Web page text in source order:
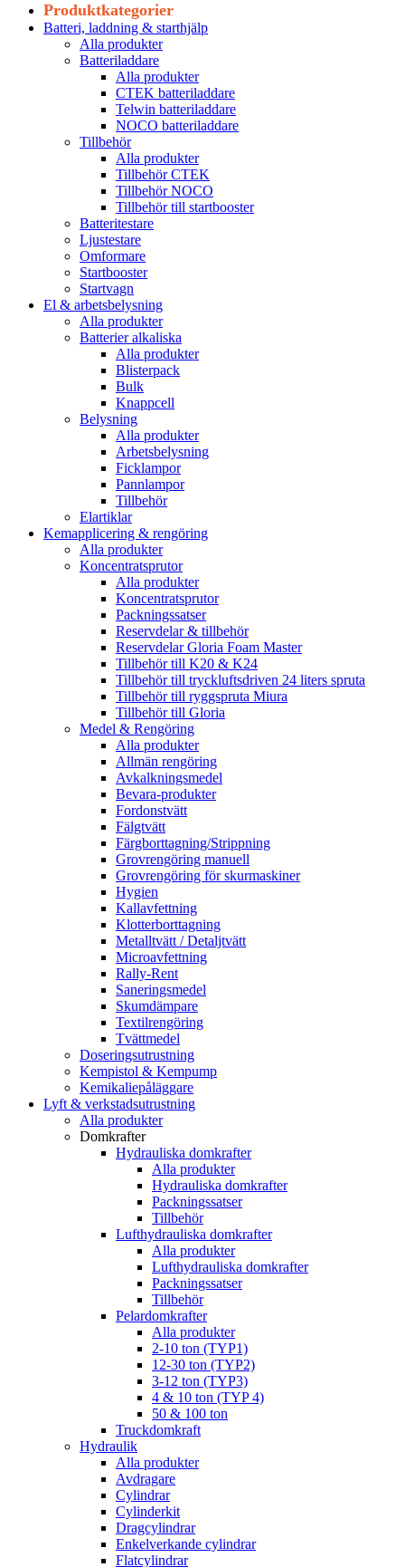
Produktkategorier
Batteri, laddning & starthjälp
Alla produkter
Batteriladdare
Alla produkter
CTEK batteriladdare
Telwin batteriladdare
NOCO batteriladdare
Tillbehör
Alla produkter
Tillbehör CTEK
Tillbehör NOCO
Tillbehör till startbooster
Batteritestare
Ljustestare
Omformare
Startbooster
Startvagn
El & arbetsbelysning
Alla produkter
Batterier alkaliska
Alla produkter
Blisterpack
Bulk
Knappcell
Belysning
Alla produkter
Arbetsbelysning
Ficklampor
Pannlampor
Tillbehör
Elartiklar
Kemapplicering & rengöring
Alla produkter
Koncentratsprutor
Alla produkter
Koncentratsprutor
Packningssatser
Reservdelar & tillbehör
Reservdelar Gloria Foam Master
Tillbehör till K20 & K24
Tillbehör till tryckluftsdriven 24 liters spruta
Tillbehör till ryggspruta Miura
Tillbehör till Gloria
Medel & Rengöring
Alla produkter
Allmän rengöring
Avkalkningsmedel
Bevara-produkter
Fordonstvätt
Fälgtvätt
Färgborttagning/Strippning
Grovrengöring manuell
Grovrengöring för skurmaskiner
Hygien
Kallavfettning
Klotterborttagning
Metalltvätt / Detaljtvätt
Microavfettning
Rally-Rent
Saneringsmedel
Skumdämpare
Textilrengöring
Tvättmedel
Doseringsutrustning
Kempistol & Kempump
Kemikaliepåläggare
Lyft & verkstadsutrustning
Alla produkter
Domkrafter
Hydrauliska domkrafter
Alla produkter
Hydrauliska domkrafter
Packningssatser
Tillbehör
Lufthydrauliska domkrafter
Alla produkter
Lufthydrauliska domkrafter
Packningssatser
Tillbehör
Pelardomkrafter
Alla produkter
2-10 ton (TYP1)
12-30 ton (TYP2)
3-12 ton (TYP3)
4 & 10 ton (TYP 4)
50 & 100 ton
Truckdomkraft
Hydraulik
Alla produkter
Avdragare
Cylindrar
Cylinderkit
Dragcylindrar
Enkelverkande cylindrar
Flatcylindrar